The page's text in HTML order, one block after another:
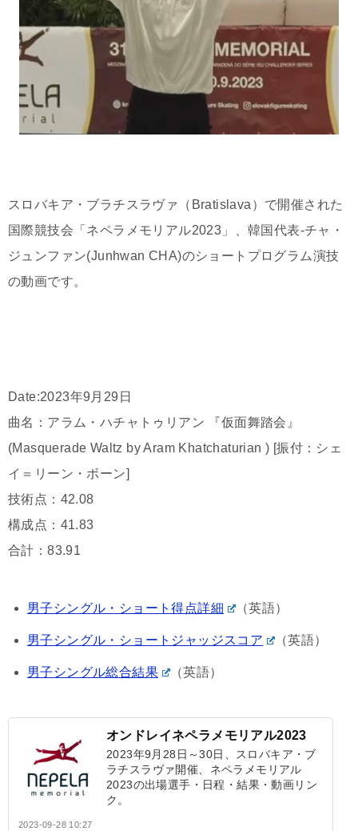
スロバキア・ブラチスラヴァ（Bratislava）で開催された
国際競技会「ネペラメモリアル2023」、韓国代表-チャ・
ジュンファン(Junhwan CHA)のショートプログラム演技
の動画です。
Date:2023年9月29日
曲名：アラム・ハチャトゥリアン 『仮面舞踏会』
(Masquerade Waltz by Aram Khatchaturian ) [振付：シェ
イ＝リーン・ボーン]
技術点：42.08
構成点：41.83
合計：83.91
男子シングル・ショート得点詳細 （英語）
男子シングル・ショートジャッジスコア （英語）
男子シングル総合結果 （英語）
オンドレイネペラメモリアル2023
2023年9月28日～30日、スロバキア・ブ
ラチスラヴァ開催、ネペラメモリアル
2023の出場選手・日程・結果・動画リン
ク。
2023-09-28 10:27